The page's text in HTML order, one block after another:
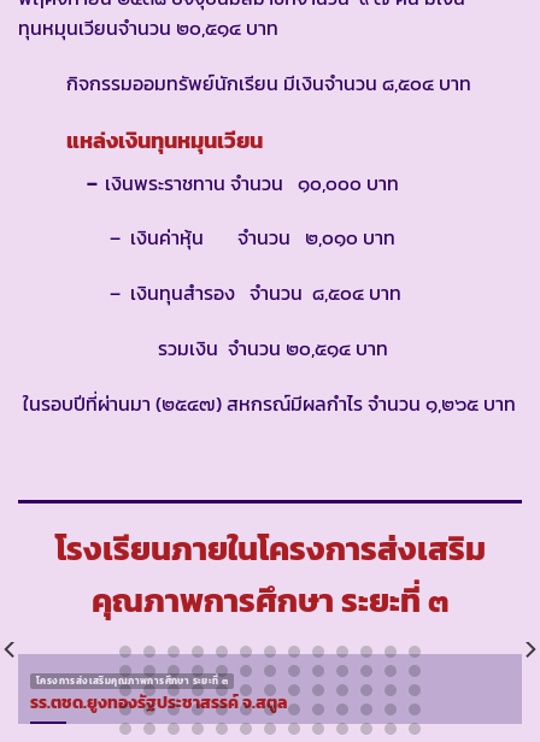
ทุนหมุนเวียนจำนวน ๒๐,๕๑๔ บาท
กิจกรรมออมทรัพย์นักเรียน มีเงินจำนวน ๘,๕๐๔ บาท
แหล่งเงินทุนหมุนเวียน
– เงินพระราชทาน จำนวน ๑๐,๐๐๐ บาท
– เงินค่าหุ้น จำนวน ๒,๐๑๐ บาท
– เงินทุนสำรอง จำนวน ๘,๕๐๔ บาท
รวมเงิน จำนวน ๒๐,๕๑๔ บาท
ในรอบปีที่ผ่านมา (๒๕๔๗) สหกรณ์มีผลกำไร จำนวน ๑,๒๖๕ บาท
โรงเรียนภายในโครงการส่งเสริม
คุณภาพการศึกษา ระยะที่ ๓
โครงการส่งเสริมคุณภาพการศึกษา ระยะที่ ๓
รร.ตชด.ยูงทองรัฐประชาสรรค์ จ.สตูล